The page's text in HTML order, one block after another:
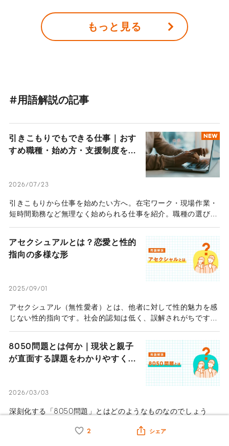
2 シェア
う。しかし、さまざまな社会経験を積むなかで徐々に意識し始
め、やがて社会課題であることを認識し対峙するようになっ
た。2018年には『働く女子と罪悪感「こうあるべき」から離
もっと見る
#用語解説の記事
NEW
引きこもりでもできる仕事｜おす
すめ職種・始め方・支援制度を解
2026/07/23
引きこもりから仕事を始めたい方へ。在宅ワーク・現場作業・
短時間勤務など無理なく始められる仕事を紹介。職種の選び方
アセクシュアルとは？恋愛と性的
指向の多様な形
2025/09/01
アセクシュアル（無性愛者）とは、他者に対して性的魅力を感
じない性的指向です。社会的認知は低く、誤解されがちです
8050問題とは何か｜現状と親子
が直面する課題をわかりやすく解
2026/03/03
深刻化する「8050問題」とはどのようなものなのでしょう
度や相談窓口について詳しく解説いたします。